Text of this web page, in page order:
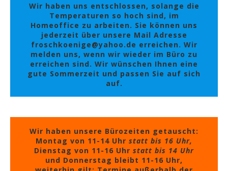
Wir haben uns entschlossen, solange die
Temperaturen so hoch sind, im
Homeoffice zu arbeiten. Sie können uns
jederzeit über unsere Mail Adresse
froschkoenige@yahoo.de erreichen. Wir
melden uns, wenn wir wieder im Büro zu
erreichen sind. Wir wünschen Ihnen eine
gute Sommerzeit und passen Sie auf sich
auf.
Wir haben unsere Bürozeiten getauscht:
Montag von 11-14 Uhr statt bis 16 Uhr,
Dienstag von 11-16 Uhr statt bis 14 Uhr
und Donnerstag bleibt 11-16 Uhr,